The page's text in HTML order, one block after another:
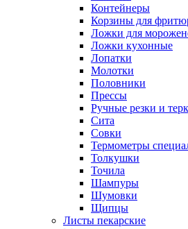
Контейнеры
Корзины для
Ложки для
Ложки кухонные
Лопатки
Молотки
Половники
Прессы
Ручные резки и
Сита
Совки
Термометры
Толкушки
Точила
Шампуры
Шумовки
Щипцы
Листы пекарские